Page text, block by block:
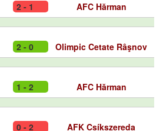
2 - 1 AFC Hărman
2 - 0 Olimpic Cetate Râşnov
1 - 2 AFC Hărman
0 - 2 AFK Csíkszereda